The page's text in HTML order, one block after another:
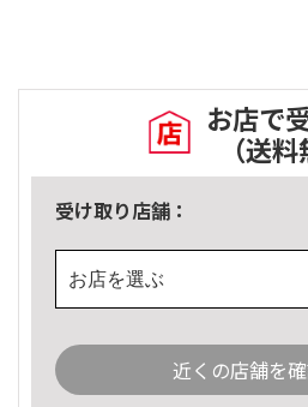
お店で
（送料
受け取り店舗：
お店を選ぶ
近くの店舗を